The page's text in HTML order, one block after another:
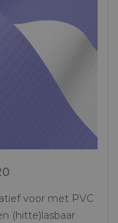
voor met PVC
(hitte)lasbaar